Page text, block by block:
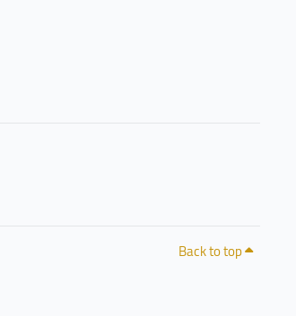
Back to top